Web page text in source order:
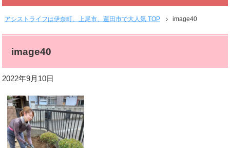
アシストライフは伊奈町、上尾市、蓮田市で大人気 TOP image40
image40
2022年9月10日